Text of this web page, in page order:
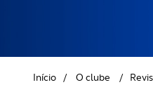
GOLFE
Início / O clube /